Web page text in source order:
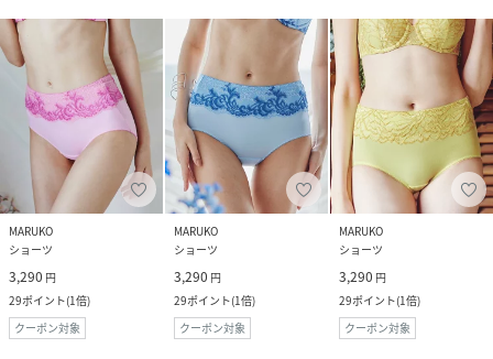
MARUKO
ショーツ
3,290 円
29ポイント(1倍)
クーポン対象
MARUKO
ショーツ
3,290 円
29ポイント(1倍)
クーポン対象
MARUKO
ショーツ
3,290 円
29ポイント(1倍)
クーポン対象